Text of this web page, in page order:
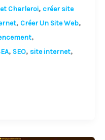
Charleroi, créer site
, Créer Un Site Web,
,
, SEO, site internet,